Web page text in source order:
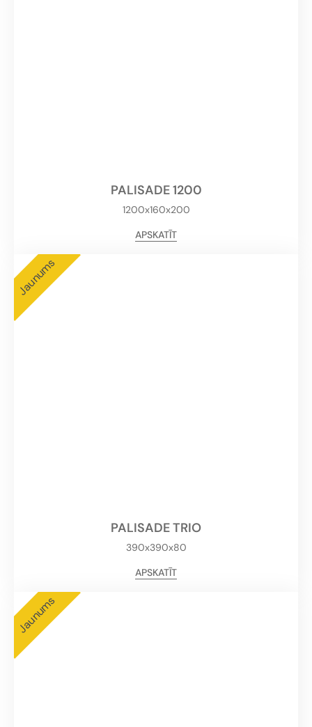
PALISADE 1200
1200x160x200
APSKATĪT
Jaunums
PALISADE TRIO
390x390x80
APSKATĪT
Jaunums